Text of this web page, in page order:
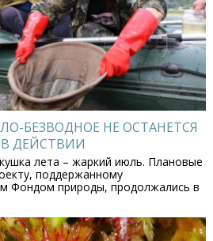
БЕЗВОДНОЕ НЕ ОСТАНЕТСЯ
В ДЕЙСТВИИ
лета – жаркий июль. Плановые
поддержанному
Фондом природы, продолжались в